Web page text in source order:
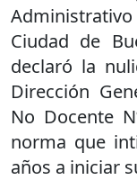
Ciudad de
declaró la
Dirección
No Docente
norma que
años a iniciar